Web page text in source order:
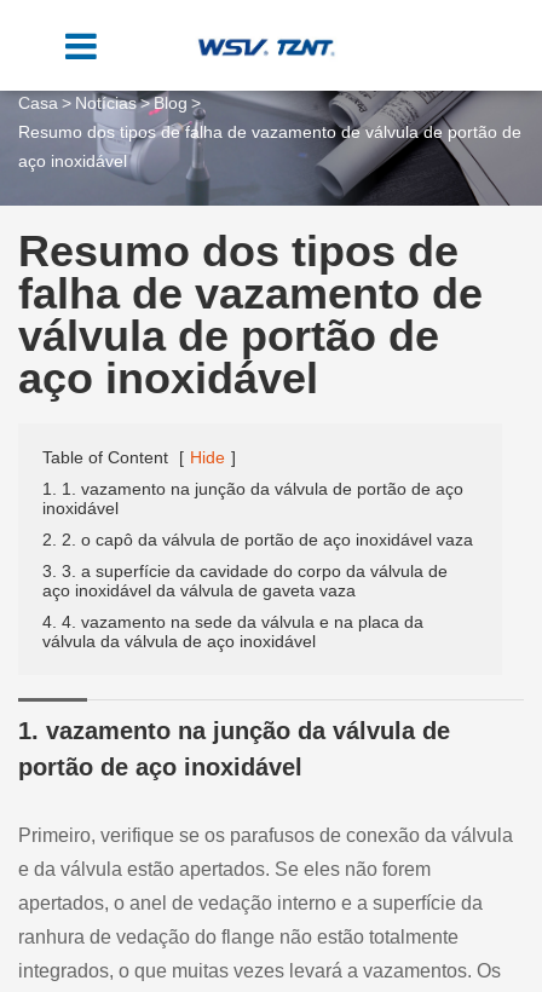
Casa Notícias
Blog
Resumo dos tipos de falha de vazamento de válvula de portão de
aço inoxidável
Resumo dos tipos de
falha de vazamento de
válvula de portão de
aço inoxidável
Table of Content [ Hide ]
1. 1. vazamento na junção da válvula de portão de aço
inoxidável
2. 2. o capô da válvula de portão de aço inoxidável vaza
3. 3. a superfície da cavidade do corpo da válvula de
aço inoxidável da válvula de gaveta vaza
4. 4. vazamento na sede da válvula e na placa da
válvula da válvula de aço inoxidável
1. vazamento na junção da válvula de
portão de aço inoxidável
Primeiro, verifique se os parafusos de conexão da válvula
e da válvula estão apertados. Se eles não forem
apertados, o anel de vedação interno e a superfície da
ranhura de vedação do flange não estão totalmente
integrados, o que muitas vezes levará a vazamentos. Os